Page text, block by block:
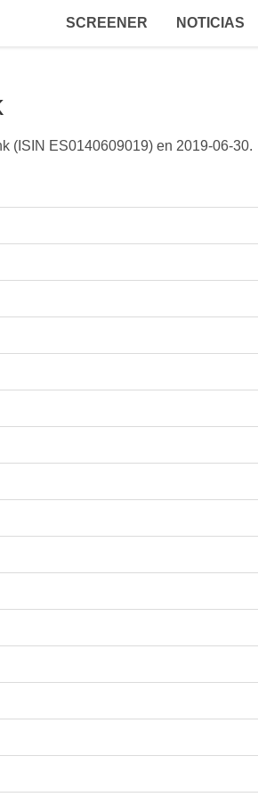
SCREENER NOTICIAS
(ISIN ES0140609019) en 2019-06-30.